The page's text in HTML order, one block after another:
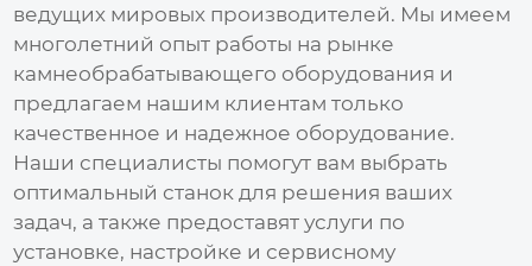
ведущих мировых производителей. Мы имеем
многолетний опыт работы на рынке
камнеобрабатывающего оборудования и
предлагаем нашим клиентам только
качественное и надежное оборудование.
Наши специалисты помогут вам выбрать
оптимальный станок для решения ваших
задач, а также предоставят услуги по
установке, настройке и сервисному